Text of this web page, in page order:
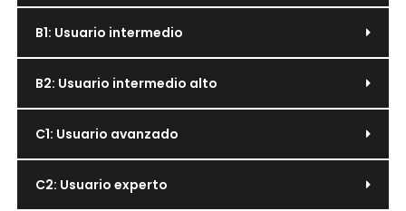
B1: Usuario intermedio
B2: Usuario intermedio alto
C1: Usuario avanzado
C2: Usuario experto